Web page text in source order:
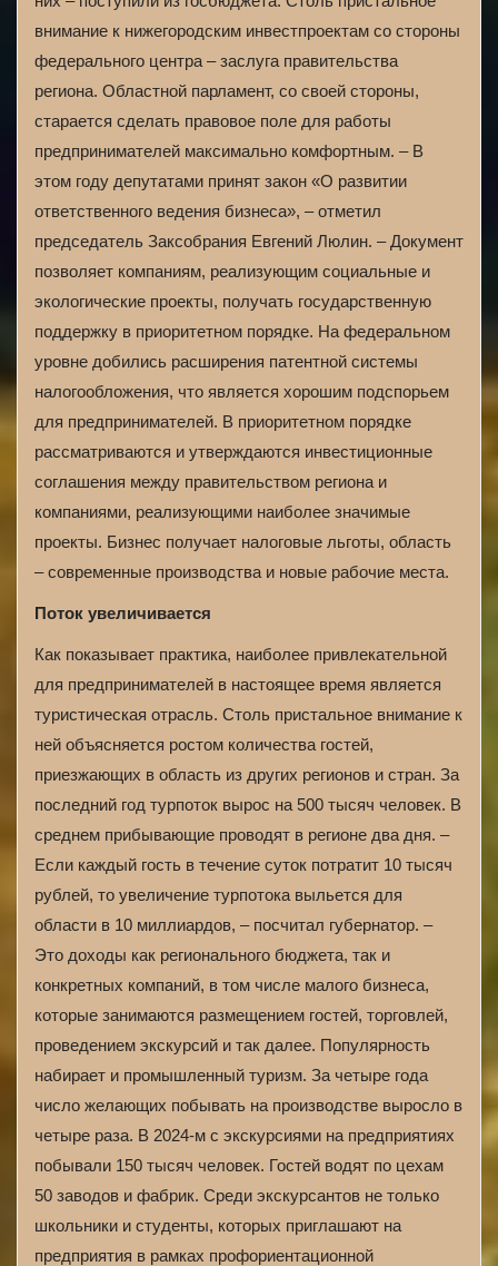
внимание к нижегородским инвестпроектам со стороны
федерального центра – заслуга правительства
региона. Областной парламент, со своей стороны,
старается сделать правовое поле для работы
предпринимателей максимально комфортным. – В
этом году депутатами принят закон «О развитии
ответственного ведения бизнеса», – отметил
председатель Заксобрания Евгений Люлин. – Документ
позволяет компаниям, реализующим социальные и
экологические проекты, получать государственную
поддержку в приоритетном порядке. На федеральном
уровне добились расширения патентной системы
налогообложения, что является хорошим подспорьем
для предпринимателей. В приоритетном порядке
рассматриваются и утверждаются инвестиционные
соглашения между правительством региона и
компаниями, реализующими наиболее значимые
проекты. Бизнес получает налоговые льготы, область
– современные производства и новые рабочие места.
Поток увеличивается
Как показывает практика, наиболее привлекательной
для предпринимателей в настоящее время является
туристическая отрасль. Столь пристальное внимание к
ней объясняется ростом количества гостей,
приезжающих в область из других регионов и стран. За
последний год турпоток вырос на 500 тысяч человек. В
среднем прибывающие проводят в регионе два дня. –
Если каждый гость в течение суток потратит 10 тысяч
рублей, то увеличение турпотока выльется для
области в 10 миллиардов, – посчитал губернатор. –
Это доходы как регионального бюджета, так и
конкретных компаний, в том числе малого бизнеса,
которые занимаются размещением гостей, торговлей,
проведением экскурсий и так далее. Популярность
набирает и промышленный туризм. За четыре года
число желающих побывать на производстве выросло в
четыре раза. В 2024-м с экскурсиями на предприятиях
побывали 150 тысяч человек. Гостей водят по цехам
50 заводов и фабрик. Среди экскурсантов не только
школьники и студенты, которых приглашают на
предприятия в рамках профориентационной